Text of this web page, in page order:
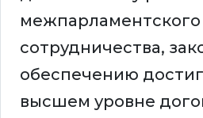
межпарламентского
сотрудничества,
обеспечению
высшем уровне